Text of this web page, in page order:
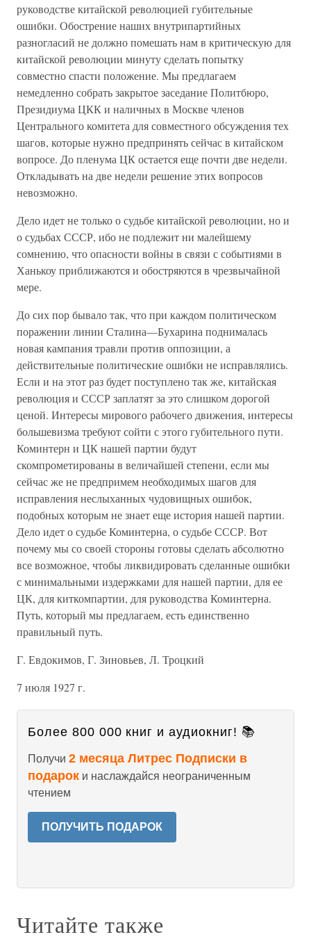
руководстве китайской революцией губительные
ошибки. Обострение наших внутрипартийных
разногласий не должно помешать нам в критическую для
китайской революции минуту сделать попытку
совместно спасти положение. Мы предлагаем
немедленно собрать закрытое заседание Политбюро,
Президиума ЦКК и наличных в Москве членов
Центрального комитета для совместного обсуждения тех
шагов, которые нужно предпринять сейчас в китайском
вопросе. До пленума ЦК остается еще почти две недели.
Откладывать на две недели решение этих вопросов
невозможно.
Дело идет не только о судьбе китайской революции, но и
о судьбах СССР, ибо не подлежит ни малейшему
сомнению, что опасности войны в связи с событиями в
Ханькоу приближаются и обостряются в чрезвычайной
мере.
До сих пор бывало так, что при каждом политическом
поражении линии Сталина—Бухарина поднималась
новая кампания травли против оппозиции, а
действительные политические ошибки не исправлялись.
Если и на этот раз будет поступлено так же, китайская
революция и СССР заплатят за это слишком дорогой
ценой. Интересы мирового рабочего движения, интересы
большевизма требуют сойти с этого губительного пути.
Коминтерн и ЦК нашей партии будут
скомпрометированы в величайшей степени, если мы
сейчас же не предпримем необходимых шагов для
исправления неслыханных чудовищных ошибок,
подобных которым не знает еще история нашей партии.
Дело идет о судьбе Коминтерна, о судьбе СССР. Вот
почему мы со своей стороны готовы сделать абсолютно
все возможное, чтобы ликвидировать сделанные ошибки
с минимальными издержками для нашей партии, для ее
ЦК, для киткомпартии, для руководства Коминтерна.
Путь, который мы предлагаем, есть единственно
правильный путь.
Г. Евдокимов, Г. Зиновьев, Л. Троцкий
7 июля 1927 г.
Более 800 000 книг и аудиокниг! 📚
Получи 2 месяца Литрес Подписки в
подарок и наслаждайся неограниченным
чтением
ПОЛУЧИТЬ ПОДАРОК
Читайте также